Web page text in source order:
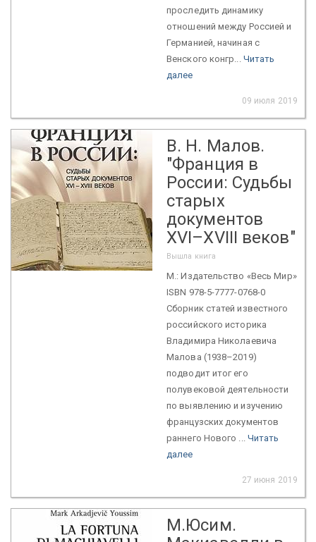
проследить динамику
отношений между Россией и
Германией, начиная с
Венского конгр... Читать
далее
09 июля 2019
В. Н. Малов.
"Франция в
России: Судьбы
старых
документов
XVI–XVIII веков"
Вышла книга
М.: Издательство «Весь Мир»
ISBN 978-5-7777-0768-0
Сборник статей известного
российского историка
Владимира Николаевича
Малова (1938–2019)
подводит итог его
полувековой деятельности
по выявлению и изучению
французских документов
раннего Нового ... Читать
далее
27 июня 2019
М.Юсим.